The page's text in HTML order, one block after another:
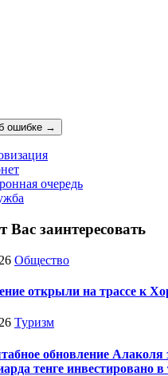
ошибке →
очередь
Вас заинтересовать
Общество
открыли на трассе к
Туризм
обновление Алаколя
тенге инвестировано в